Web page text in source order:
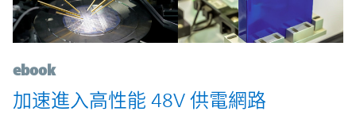
ebook
加速進入高性能 48V 供電網路